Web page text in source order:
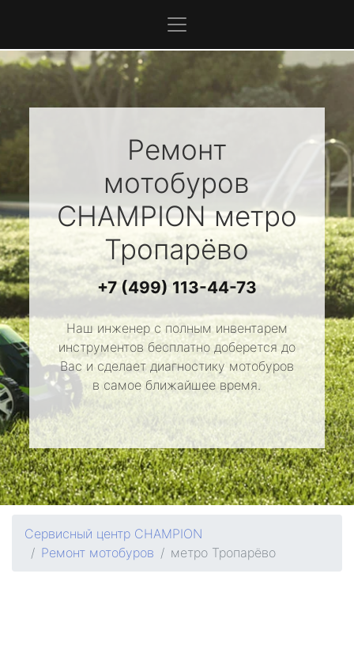
Ремонт
мотобуров
CHAMPIONметро
Тропарёво
+7 (499) 113-44-73
Наш инженер с полным инвентарем
инструментов бесплатно доберется до
Вас и сделает диагностику мотобуров
в самое ближайшее время.
Сервисный центр CHAMPION
Ремонт мотобуров
метро Тропарёво